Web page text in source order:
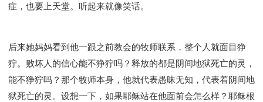
症，也要上天堂。听起来就像笑话。
后来她妈妈看到他一跟之前教会的牧师联系，整个人就面目狰
狞。败坏人的信心能不狰狞吗？释放的都是阴间地狱死亡的灵，
能不狰狞吗？那个牧师本身，他就代表愚昧无知，代表着阴间地
狱死亡的灵。设想一下，如果耶稣站在他面前会怎么样？耶稣根